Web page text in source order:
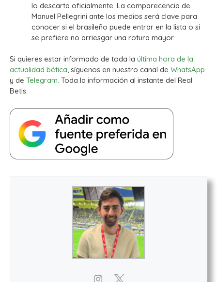
lo descarta oficialmente. La comparecencia de
Manuel Pellegrini ante los medios será clave para
conocer si el brasileño puede entrar en la lista o si
se prefiere no arriesgar una rotura mayor.
Si quieres estar informado de toda la última hora de la
actualidad bética, síguenos en nuestro canal de WhatsApp
y de Telegram. Toda la información al instante del Real
Betis.